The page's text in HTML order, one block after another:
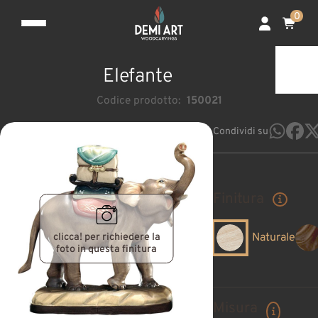
0
Elefante
Codice prodotto: 150021
clicca! per richiedere la
foto in questa finitura
Condividi su
Naturale